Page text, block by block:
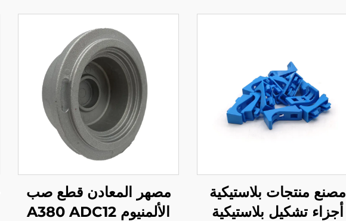
مصنع منتجات بلاستيكية
أجزاء تشكيل بلاستيكية
مصهر المعادن قطع صب
الألمنيوم A380 ADC12